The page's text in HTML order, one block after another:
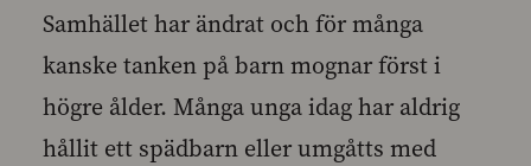
Samhället har ändrat och för många
kanske tanken på barn mognar först i
högre ålder. Många unga idag har aldrig
hållit ett spädbarn eller umgåtts med